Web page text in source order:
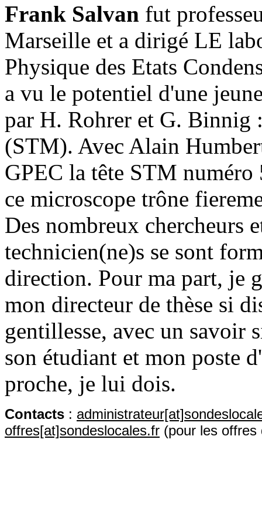
Frank Salvan fut
Marseille et a dirigé LE
Physique des Etats
a vu le potentiel d'une
par H. Rohrer et G. Binnig
(STM). Avec Alain
GPEC la tête STM
ce microscope trône
Des nombreux chercheurs
technicien(ne)s se sont
direction. Pour ma part, je
mon directeur de thèse si
gentillesse, avec un savoir
son étudiant et mon poste
proche, je lui dois.
Contacts :
offres[at]sondeslocales.fr (pour les offres